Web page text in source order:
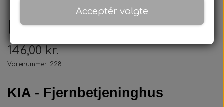
Kia - Nøglehus
146,00 kr.
Varenummer: 228
KIA - Fjernbetjeninghus
Acceptér valgte